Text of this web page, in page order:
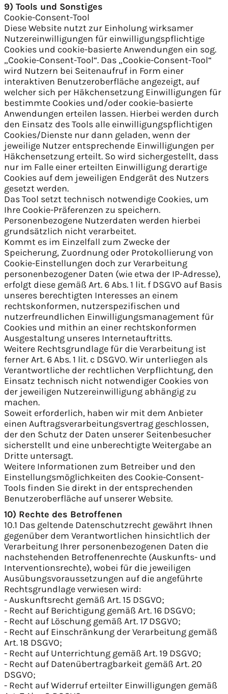
9) Tools und Sonstiges
Cookie-Consent-Tool
Diese Website nutzt zur Einholung wirksamer
Nutzereinwilligungen für einwilligungspflichtige
Cookies und cookie-basierte Anwendungen ein sog.
„Cookie-Consent-Tool“. Das „Cookie-Consent-Tool“
wird Nutzern bei Seitenaufruf in Form einer
interaktiven Benutzeroberfläche angezeigt, auf
welcher sich per Häkchensetzung Einwilligungen für
bestimmte Cookies und/oder cookie-basierte
Anwendungen erteilen lassen. Hierbei werden durch
den Einsatz des Tools alle einwilligungspflichtigen
Cookies/Dienste nur dann geladen, wenn der
jeweilige Nutzer entsprechende Einwilligungen per
Häkchensetzung erteilt. So wird sichergestellt, dass
nur im Falle einer erteilten Einwilligung derartige
Cookies auf dem jeweiligen Endgerät des Nutzers
gesetzt werden.
Das Tool setzt technisch notwendige Cookies, um
Ihre Cookie-Präferenzen zu speichern.
Personenbezogene Nutzerdaten werden hierbei
grundsätzlich nicht verarbeitet.
Kommt es im Einzelfall zum Zwecke der
Speicherung, Zuordnung oder Protokollierung von
Cookie-Einstellungen doch zur Verarbeitung
personenbezogener Daten (wie etwa der IP-Adresse),
erfolgt diese gemäß Art. 6 Abs. 1 lit. f DSGVO auf Basis
unseres berechtigten Interesses an einem
rechtskonformen, nutzerspezifischen und
nutzerfreundlichen Einwilligungsmanagement für
Cookies und mithin an einer rechtskonformen
Ausgestaltung unseres Internetauftritts.
Weitere Rechtsgrundlage für die Verarbeitung ist
ferner Art. 6 Abs. 1 lit. c DSGVO. Wir unterliegen als
Verantwortliche der rechtlichen Verpflichtung, den
Einsatz technisch nicht notwendiger Cookies von
der jeweiligen Nutzereinwilligung abhängig zu
machen.
Soweit erforderlich, haben wir mit dem Anbieter
einen Auftragsverarbeitungsvertrag geschlossen,
der den Schutz der Daten unserer Seitenbesucher
sicherstellt und eine unberechtigte Weitergabe an
Dritte untersagt.
Weitere Informationen zum Betreiber und den
Einstellungsmöglichkeiten des Cookie-Consent-
Tools finden Sie direkt in der entsprechenden
Benutzeroberfläche auf unserer Website.
10) Rechte des Betroffenen
10.1 Das geltende Datenschutzrecht gewährt Ihnen
gegenüber dem Verantwortlichen hinsichtlich der
Verarbeitung Ihrer personenbezogenen Daten die
nachstehenden Betroffenenrechte (Auskunfts- und
Interventionsrechte), wobei für die jeweiligen
Ausübungsvoraussetzungen auf die angeführte
Rechtsgrundlage verwiesen wird:
- Auskunftsrecht gemäß Art. 15 DSGVO;
- Recht auf Berichtigung gemäß Art. 16 DSGVO;
- Recht auf Löschung gemäß Art. 17 DSGVO;
- Recht auf Einschränkung der Verarbeitung gemäß
Art. 18 DSGVO;
- Recht auf Unterrichtung gemäß Art. 19 DSGVO;
- Recht auf Datenübertragbarkeit gemäß Art. 20
DSGVO;
- Recht auf Widerruf erteilter Einwilligungen gemäß